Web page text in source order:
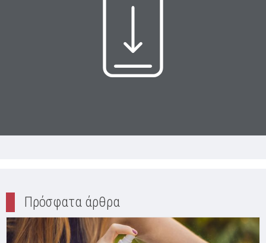
Πρόσφατα άρθρα